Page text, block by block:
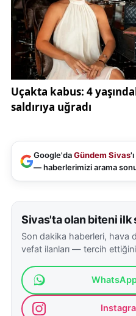
Google'daGündem Sivas'ı
— haberlerimizi arama
Sivas'ta olan biteni ilk
Son dakika haberleri, hava
vefat ilanları — tercih